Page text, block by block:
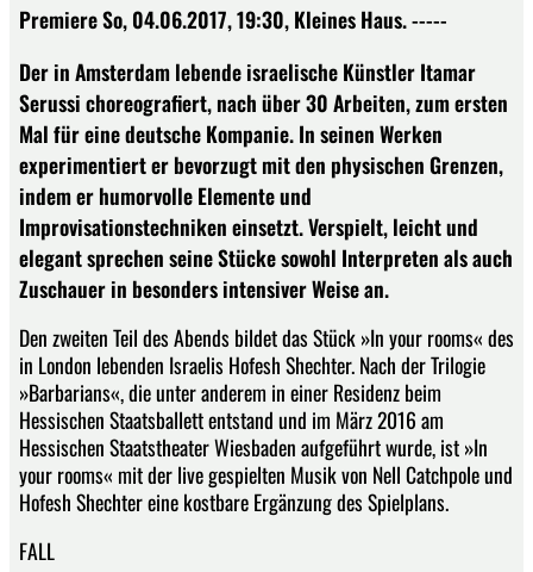
Premiere So, 04.06.2017, 19:30, Kleines Haus. -----
Der in Amsterdam lebende israelische Künstler Itamar
Serussi choreografiert, nach über 30 Arbeiten, zum ersten
Mal für eine deutsche Kompanie. In seinen Werken
experimentiert er bevorzugt mit den physischen Grenzen,
indem er humorvolle Elemente und
Improvisationstechniken einsetzt. Verspielt, leicht und
elegant sprechen seine Stücke sowohl Interpreten als auch
Zuschauer in besonders intensiver Weise an.
Den zweiten Teil des Abends bildet das Stück »In your rooms« des
in London lebenden Israelis Hofesh Shechter. Nach der Trilogie
»Barbarians«, die unter anderem in einer Residenz beim
Hessischen Staatsballett entstand und im März 2016 am
Hessischen Staatstheater Wiesbaden aufgeführt wurde, ist »In
your rooms« mit der live gespielten Musik von Nell Catchpole und
Hofesh Shechter eine kostbare Ergänzung des Spielplans.
FALL